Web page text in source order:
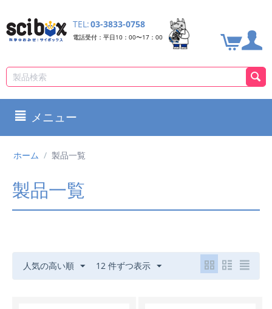
TEL:03-3833-0758
電話受付：平日10：00〜17：00
メニュー
ホーム / 製品一覧
製品一覧
人気の高い順 12 件ずつ表示